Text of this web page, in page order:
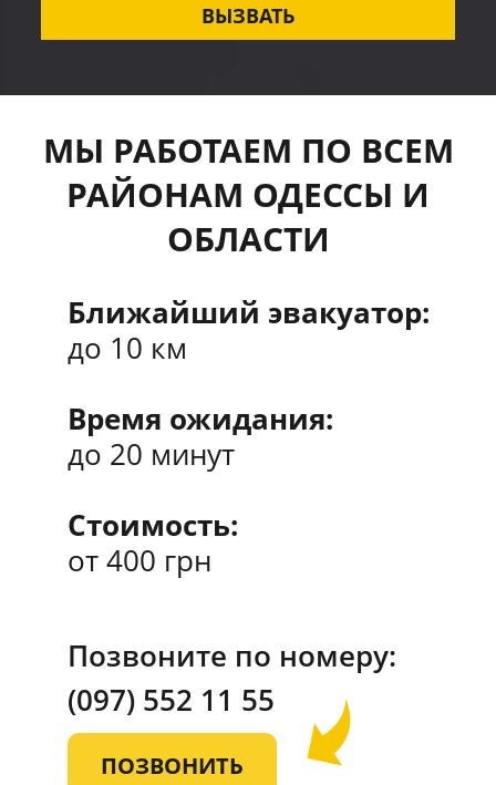
ВЫЗВАТЬ
МЫ РАБОТАЕМ ПО ВСЕМ
РАЙОНАМ ОДЕССЫ И
ОБЛАСТИ
Ближайший эвакуатор:
до 10 км
Время ожидания:
до 20 минут
Стоимость:
от 400 грн
Позвоните по номеру:
(097) 552 11 55
ПОЗВОНИТЬ